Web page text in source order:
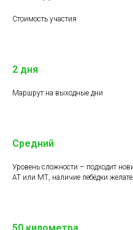
Стоимость участия
2 дня
Маршрут на выходные дни
Средний
Уровень сложности – подходит
АТ или МТ, наличие лебёдки